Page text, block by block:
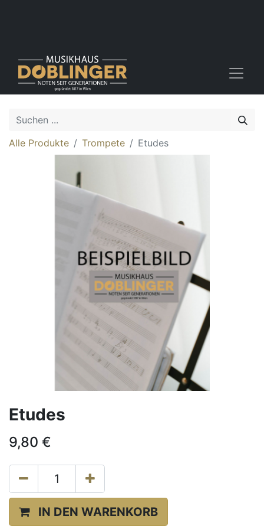
Alle Produkte Trompete Etudes
Etudes
9,80 €
IN DEN WARENKORB